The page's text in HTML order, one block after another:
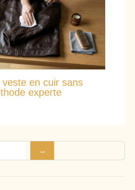
en cuir sans
experte
→